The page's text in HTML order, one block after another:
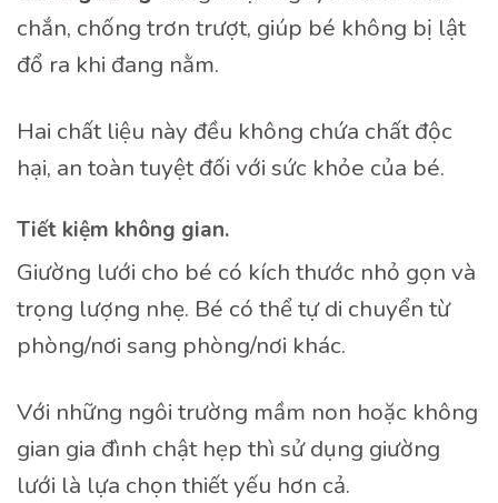
chắn, chống trơn trượt, giúp bé không bị lật
đổ ra khi đang nằm.
Hai chất liệu này đều không chứa chất độc
hại, an toàn tuyệt đối với sức khỏe của bé.
Tiết kiệm không gian.
Giường lưới cho bé có kích thước nhỏ gọn và
trọng lượng nhẹ. Bé có thể tự di chuyển từ
phòng/nơi sang phòng/nơi khác.
Với những ngôi trường mầm non hoặc không
gian gia đình chật hẹp thì sử dụng giường
lưới là lựa chọn thiết yếu hơn cả.